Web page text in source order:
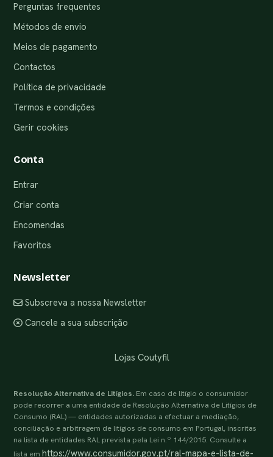
Perguntas frequentes
Métodos de envio
Meios de pagamento
Contactos
Política de privacidade
Termos e condições
Gerir cookies
Conta
Entrar
Criar conta
Encomendas
Favoritos
Newsletter
Subscreva a nossa Newsletter
Cancele a sua subscrição
Lojas Coutyfil
Resolução Alternativa de Litígios. Em caso de litígio o consumidor
pode recorrer a uma entidade de Resolução Alternativa de Litígios de
Consumo (RAL) — entidades autorizadas a efectuar a mediação,
conciliação e arbitragem de litígios de consumo em Portugal, inscritas
na lista de entidades RAL prevista pela Lei n.º 144/2015. Consulte a
lista em https://www.consumidor.gov.pt/ral-mapa-e-lista-de-